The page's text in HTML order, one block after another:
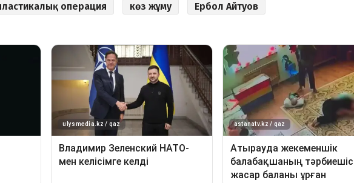
операция көз жұму Ербол Айтуов